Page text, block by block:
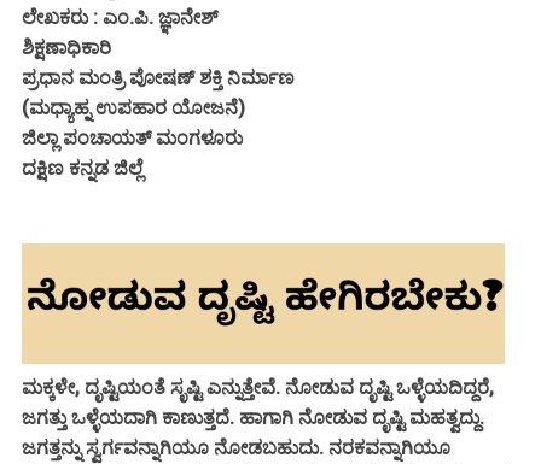
ಲೇಖಕರು : ಎಂ.ಪಿ. ಜ್ಞಾನೇಶ್
ಶಿಕ್ಷಣಾಧಿಕಾರಿ
ಪ್ರಧಾನ ಮಂತ್ರಿ ಪೋಷಣ್ ಶಕ್ತಿ ನಿರ್ಮಾಣ
(ಮಧ್ಯಾಹ್ನ ಉಪಹಾರ ಯೋಜನೆ)
ಜಿಲ್ಲಾ ಪಂಚಾಯತ್ ಮಂಗಳೂರು
ದಕ್ಷಿಣ ಕನ್ನಡ ಜಿಲ್ಲೆ
ಮಕ್ಕಳೇ, ದೃಷ್ಟಿಯಂತೆ ಸೃಷ್ಟಿ ಎನ್ನುತ್ತೇವೆ. ನೋಡುವ ದೃಷ್ಟಿ ಒಳ್ಳೆಯದಿದ್ದರೆ,
ಜಗತ್ತು ಒಳ್ಳೆಯದಾಗಿ ಕಾಣುತ್ತದೆ. ಹಾಗಾಗಿ ನೋಡುವ ದೃಷ್ಟಿ ಮಹತ್ವದ್ದು.
ಜಗತ್ತನ್ನು ಸ್ವರ್ಗವನ್ನಾಗಿಯೂ ನೋಡಬಹುದು. ನರಕವನ್ನಾಗಿಯೂ